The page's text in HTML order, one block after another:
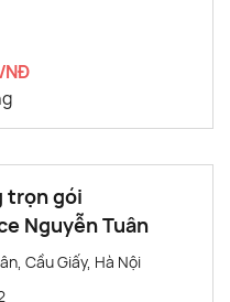
trọn gói
Nguyễn Tuân
Cầu Giấy, Hà Nội